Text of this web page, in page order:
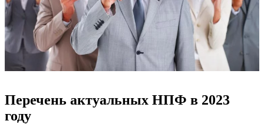
Перечень актуальных НПФ в 2023
году